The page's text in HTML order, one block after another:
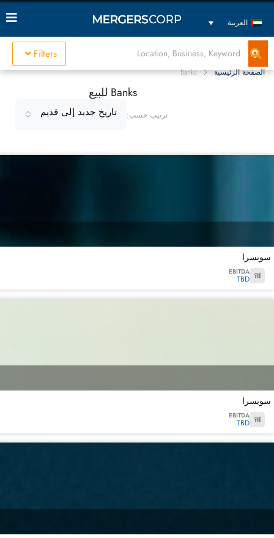
العربية
Filters
الصفحة الرئيسية Banks
Banks للبيع
ترتيب حسب: تاريخ جديد إلى قديم
سويسرا
EBITDA
TBD
سويسرا
EBITDA
TBD